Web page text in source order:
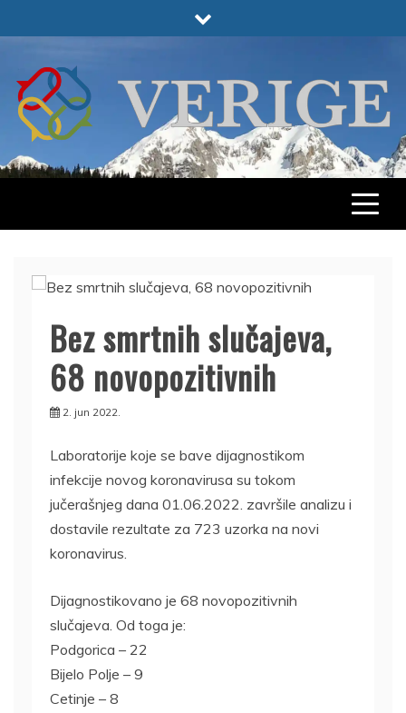
to
VERIGE
ODABRANO
Bez smrtnih slučajeva,
68 novopozitivnih
2. jun 2022.
Laboratorije koje se bave dijagnostikom
infekcije novog koronavirusa su tokom
jučerašnjeg dana 01.06.2022. završile analizu i
dostavile rezultate za 723 uzorka na novi
koronavirus.
Dijagnostikovano je 68 novopozitivnih
slučajeva. Od toga je:
Podgorica – 22
Bijelo Polje – 9
Cetinje – 8